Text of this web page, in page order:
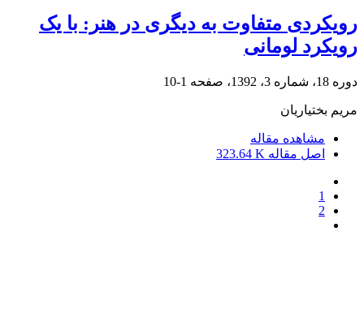
رویکردی متفاوت به دیگری در هنر: با یک
رویکرد لومانی
دوره 18، شماره 3، 1392، صفحه 1-10
مریم بختیاریان
مشاهده مقاله
اصل مقاله 323.64 K
1
2